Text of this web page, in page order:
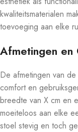
kwaliteitsmaterialen
toevoeging aan elke
Afmetingen en
De afmetingen van
comfort en
breedte van X cm en
moeiteloos aan elke
stoel stevig en toch